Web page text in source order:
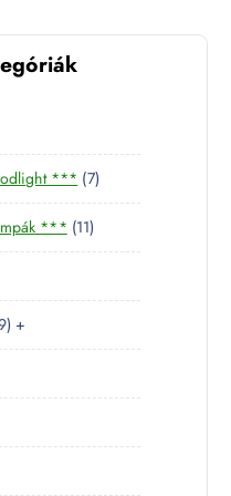
*** 77
t
r
é
*** 111
1
e
m
k
1
8
t
r
+